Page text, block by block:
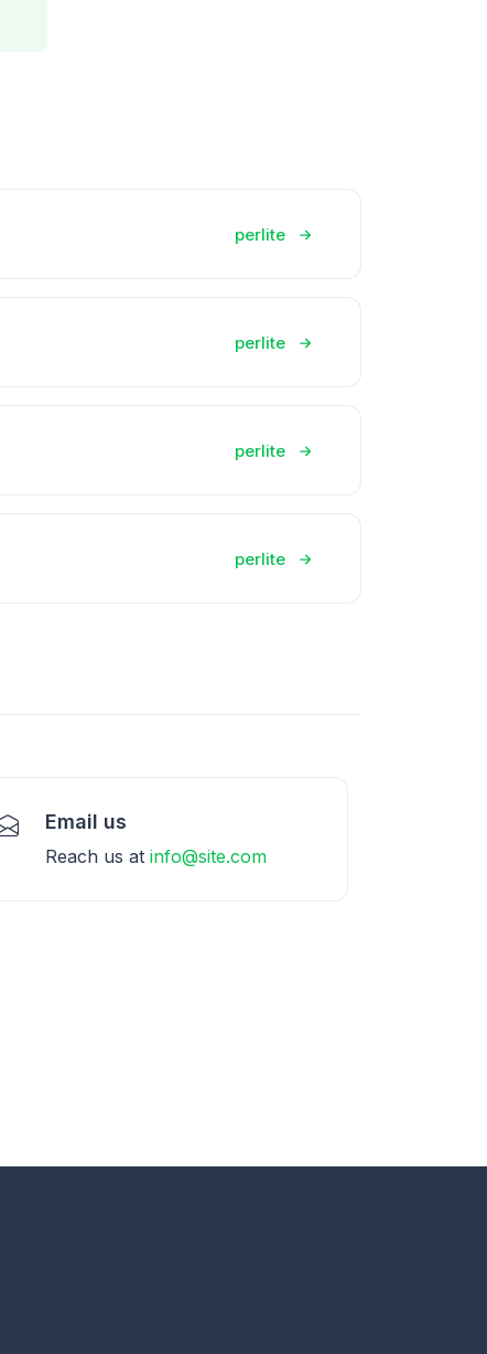
perlite
perlite
perlite
perlite
Email us
Reach us at info@site.com